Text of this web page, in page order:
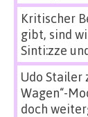
Kritischer
gibt, sind
Sinti:zze
Udo Stailer
Wagen“-
doch